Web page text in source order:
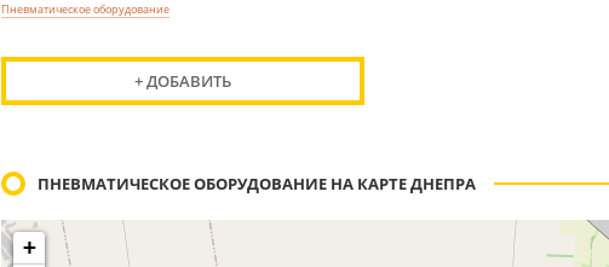
Пневматическое оборудование
+ ДОБАВИТЬ
ПНЕВМАТИЧЕСКОЕ ОБОРУДОВАНИЕ НА КАРТЕ ДНЕПРА
+